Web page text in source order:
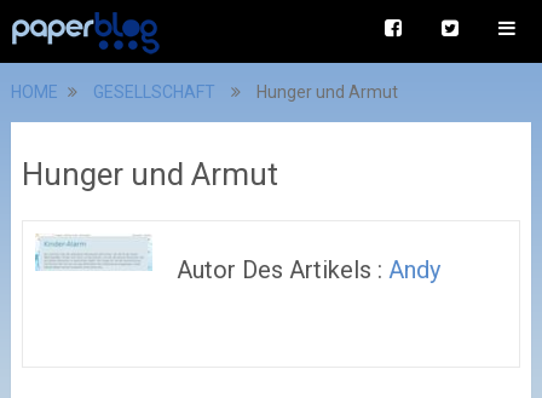
HOME GESELLSCHAFT Hunger und Armut
Hunger und Armut
Autor Des Artikels :Andy